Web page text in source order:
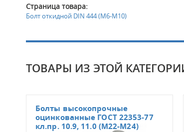
Страница товара:
Болт откидной DIN 444 (М6-М10)
ТОВАРЫ ИЗ ЭТОЙ
Болты высокопрочные
оцинкованные ГОСТ 22353-77
кл.пр. 10.9, 11.0 (М22-М24)